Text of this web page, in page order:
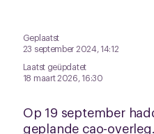
Geplaatst
23 september 2024, 14:12
Laatst geüpdatet
18 maart 2026, 16:30
Op 19 september
geplande cao-